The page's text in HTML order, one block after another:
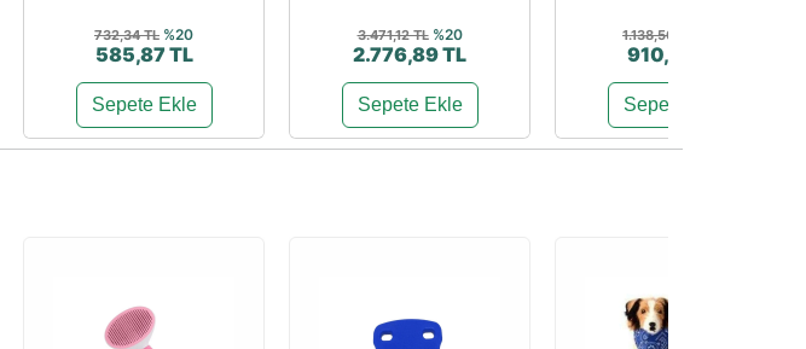
732,34 TL %20
585,87 TL
Sepete Ekle
3.471,12 TL %20
2.776,89 TL
Sepete Ekle
1.138,50 TL
910,80 TL
Sepete Ekle